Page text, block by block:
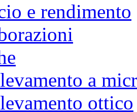
e rendimento
a
ottico